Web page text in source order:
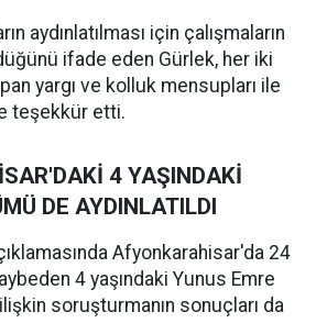
aydınlatılması için çalışmaların
ifade eden Gürlek, her iki
yargı ve kolluk mensupları ile
teşekkür etti.
4 YAŞINDAKİ
DE AYDINLATILDI
Afyonkarahisar'da 24
4 yaşındaki Yunus Emre
soruşturmanın sonuçları da